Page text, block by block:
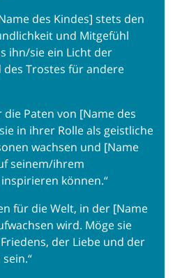
des Kindes] stets den
und Mitgefühl
ihn/sie ein Licht der
Trostes für andere
Paten von [Name des
in ihrer Rolle als geistliche
wachsen und [Name
seinem/ihrem
können.“
für die Welt, in der [Name
wird. Möge sie
der Liebe und der